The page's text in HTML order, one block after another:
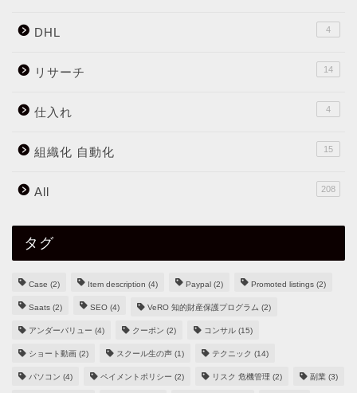
DHL 4
リサーチ 14
仕入れ 4
組織化 自動化 15
All 208
タグ
Case (2) Item description (4) Paypal (2) Promoted listings (2)
Saats (2) SEO (4) VeRO 知的財産保護プログラム (2)
アンダーバリュー (4) クーポン (2) コンサル (15)
ショート動画 (2) スクール生の声 (1) テクニック (14)
パソコン (4) ペイメントポリシー (2) リスク 危機管理 (2) 副業 (3)